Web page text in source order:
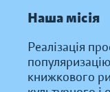
Наша місія
Реалізація
книжкового